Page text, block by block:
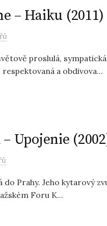
– Haiku (2011)
proslulá,
a obdivova...
Upojenie
Prahy. Jeho kytarový
Foru K...